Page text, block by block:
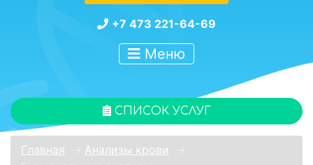
+7 473 221-64-69
Меню
СПИСОК УСЛУГ
Главная Анализы крови